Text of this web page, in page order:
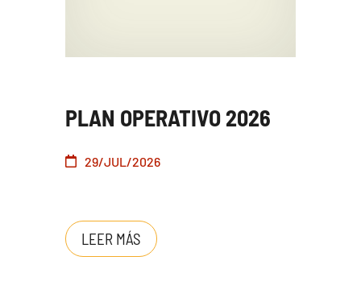
PLAN OPERATIVO 2026
29/JUL/2026
LEER MÁS